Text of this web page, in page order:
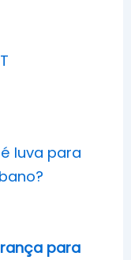
luva para
para